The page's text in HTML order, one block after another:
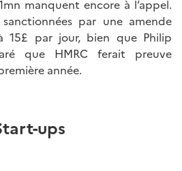
manquent encore à l’appel.
par une amende
15£ par jour, bien que Philip
que HMRC ferait preuve
année.
ups